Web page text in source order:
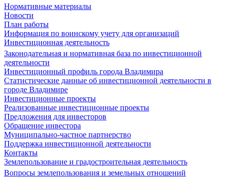
Нормативные материалы
Новости
План работы
Информация по воинскому учету для организаций
Инвестиционная деятельность
Законодательная и нормативная база по инвестиционной
деятельности
Инвестиционный профиль города Владимира
Статистические данные об инвестиционной деятельности в
городе Владимире
Инвестиционные проекты
Реализованные инвестиционные проекты
Предложения для инвесторов
Обращение инвестора
Муниципально-частное партнерство
Поддержка инвестиционной деятельности
Контакты
Землепользование и градостроительная деятельность
Вопросы землепользования и земельных отношений